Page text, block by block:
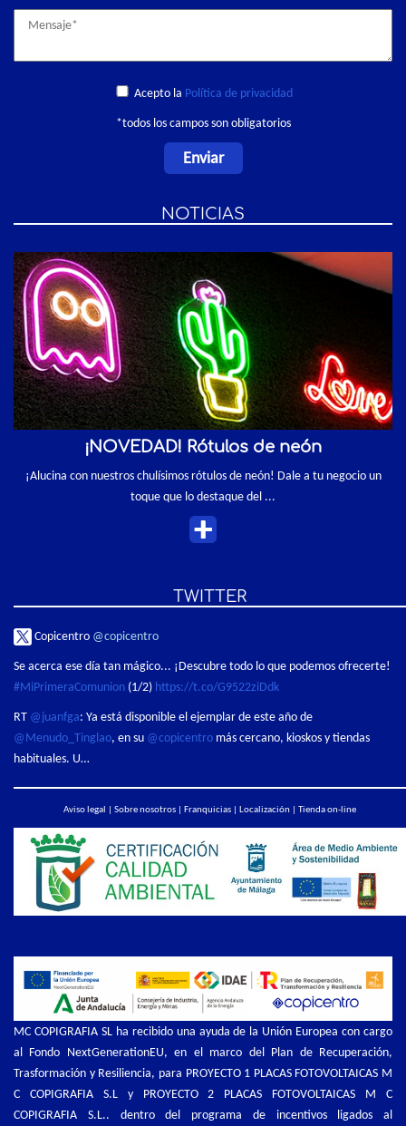
Acepto la Política de privacidad
*todos los campos son obligatorios
NOTICIAS
¡NOVEDAD! Rótulos de neón
¡Alucina con nuestros chulísimos rótulos de neón! Dale a tu negocio un
toque que lo destaque del ...
TWITTER
Copicentro @copicentro
Se acerca ese día tan mágico... ¡Descubre todo lo que podemos ofrecerte!
#MiPrimeraComunion (1/2) https://t.co/G9522ziDdk
RT @juanfga: Ya está disponible el ejemplar de este año de
@Menudo_Tinglao, en su @copicentro más cercano, kioskos y tiendas
habituales. U…
Aviso legal | Sobre nosotros | Franquicias | Localización | Tienda on-line
MC COPIGRAFIA SL ha recibido una ayuda de la Unión Europea con cargo
al Fondo NextGenerationEU, en el marco del Plan de Recuperación,
Trasformación y Resiliencia, para PROYECTO 1 PLACAS FOTOVOLTAICAS M
C COPIGRAFIA S.L y PROYECTO 2 PLACAS FOTOVOLTAICAS M C
COPIGRAFIA S.L.. dentro del programa de incentivos ligados al